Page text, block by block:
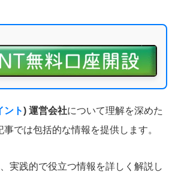
ント) 運営会社について理解を深めた
では包括的な情報を提供します。
実践的で役立つ情報を詳しく解説し